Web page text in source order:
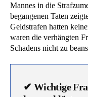
Mannes in die
begangenen Taten
Geldstrafen hatten
waren die verhängten
Schadens nicht zu
✔ Wichtige